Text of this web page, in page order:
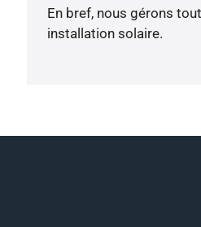
En bref, nous gérons
installation solaire.